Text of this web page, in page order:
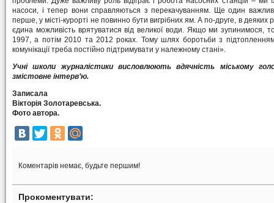
насоси, і тепер вони справляються з перекачуванням. Ще один
перше, у місті-курорті не повинно бути вигрібних ям. А по-друге, в
єдина можливість врятуватися від великої води. Якщо ми зупинимося,
1997, а потім 2010 та 2012 роках. Тому шлях боротьби з підтопленням
комунікації треба постійно підтримувати у належному стані».
Учні школи журналістики висловлюють вдячність міському
змістовне інтерв’ю.
Записала
Вікторія Золотаревська.
Фото автора.
Коментарів немає, будьте першим!
Прокоментувати: